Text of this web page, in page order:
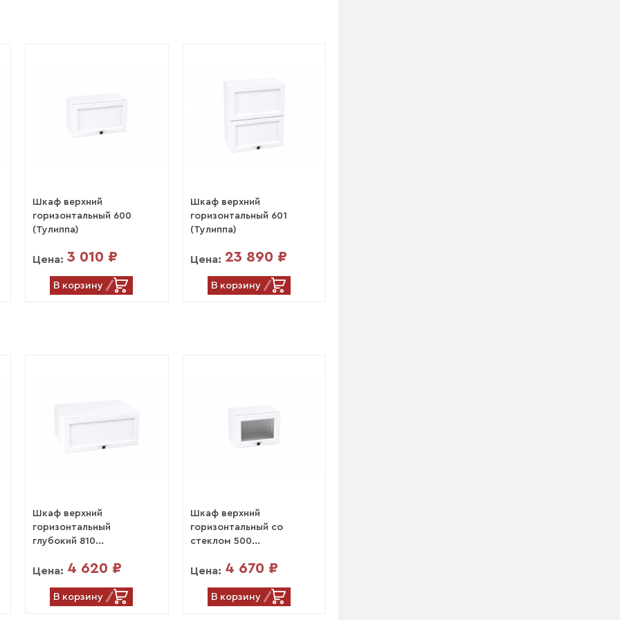
Шкаф верхний
горизонтальный 600
(Тулиппа)
Цена: 3 010 ₽
В корзину
Шкаф верхний
горизонтальный 601
(Тулиппа)
Цена: 23 890 ₽
В корзину
Шкаф верхний
горизонтальный
глубокий 810...
Цена: 4 620 ₽
В корзину
Шкаф верхний
горизонтальный со
стеклом 500...
Цена: 4 670 ₽
В корзину